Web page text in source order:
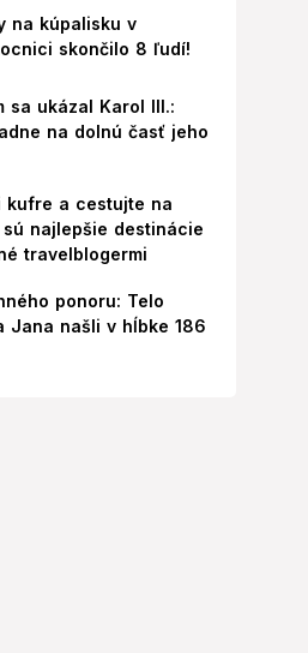
na kúpalisku v
skončilo 8 ľudí!
sa ukázal Karol III.:
na dolnú časť jeho
kufre a cestujte na
najlepšie destinácie
travelblogermi
ponoru: Telo
Jana našli v hĺbke 186